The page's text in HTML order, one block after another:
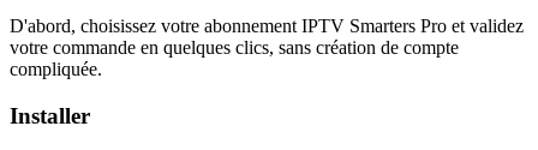
D'abord, choisissez votre abonnement IPTV Smarters Pro et validez
votre commande en quelques clics, sans création de compte
compliquée.
Installer